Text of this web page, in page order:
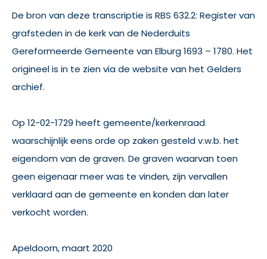
De bron van deze transcriptie is RBS 632.2: Register van
grafsteden in de kerk van de Nederduits
Gereformeerde Gemeente van Elburg 1693 – 1780. Het
origineel is in te zien via de website van het Gelders
archief.
Op 12-02-1729 heeft gemeente/kerkenraad
waarschijnlijk eens orde op zaken gesteld v.w.b. het
eigendom van de graven. De graven waarvan toen
geen eigenaar meer was te vinden, zijn vervallen
verklaard aan de gemeente en konden dan later
verkocht worden.
Apeldoorn, maart 2020